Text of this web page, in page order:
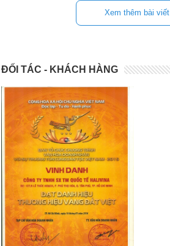
Xem thêm bài viết
ĐỐI TÁC - KHÁCH HÀNG